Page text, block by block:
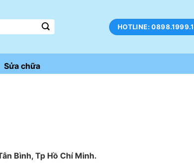
HOTLINE:
Sửa chữa
Bình, Tp Hồ Chí Minh.